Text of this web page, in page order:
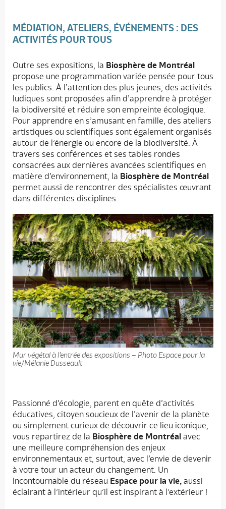
MÉDIATION, ATELIERS, ÉVÉNEMENTS : DES
ACTIVITÉS POUR TOUS
Outre ses expositions, la Biosphère de Montréal
propose une programmation variée pensée pour tous
les publics. À l’attention des plus jeunes, des activités
ludiques sont proposées afin d’apprendre à protéger
la biodiversité et réduire son empreinte écologique.
Pour apprendre en s’amusant en famille, des ateliers
artistiques ou scientifiques sont également organisés
autour de l’énergie ou encore de la biodiversité. À
travers ses conférences et ses tables rondes
consacrées aux dernières avancées scientifiques en
matière d’environnement, la Biosphère de Montréal
permet aussi de rencontrer des spécialistes œuvrant
dans différentes disciplines.
Mur végétal à l’entrée des expositions – Photo Espace pour la
vie/Mélanie Dusseault
Passionné d’écologie, parent en quête d’activités
éducatives, citoyen soucieux de l’avenir de la planète
ou simplement curieux de découvrir ce lieu iconique,
vous repartirez de la Biosphère de Montréal avec
une meilleure compréhension des enjeux
environnementaux et, surtout, avec l’envie de devenir
à votre tour un acteur du changement. Un
incontournable du réseau Espace pour la vie, aussi
éclairant à l’intérieur qu’il est inspirant à l’extérieur !